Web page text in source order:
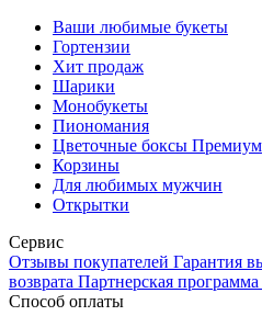
Ваши любимые букеты
Гортензии
Хит продаж
Шарики
Монобукеты
Пиономания
Цветочные боксы Премиум
Корзины
Для любимых мужчин
Открытки
Сервис
Отзывы покупателей Гарантия
возврата Партнерская программа
Способ оплаты